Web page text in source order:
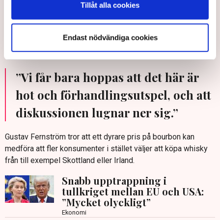
Tillåt alla cookies
Endast nödvändiga cookies
försäljningen utvecklas sämre jämfört med andra produkter.
Det kan i sin tur innebära att de får mindre utrymme hos
lång sikt. Dessutom talas det om en andra våg där fler
kategorier än bourbon skulle beläggas med tull.
”Vi får bara hoppas att det här är
hot och förhandlingsutspel, och att
diskussionen lugnar ner sig.”
Gustav Fernström tror att ett dyrare pris på bourbon kan
medföra att fler konsumenter i stället väljer att köpa whisky
från till exempel Skottland eller Irland.
Snabb upptrappning i
tullkriget mellan EU och USA:
”Mycket olyckligt”
Ekonomi